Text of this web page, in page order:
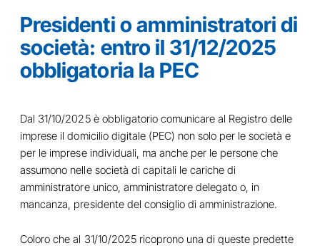
Presidenti o amministratori di
società: entro il 31/12/2025
obbligatoria la PEC
Dal 31/10/2025 è obbligatorio comunicare al Registro delle
imprese il domicilio digitale (PEC) non solo per le società e
per le imprese individuali, ma anche per le persone che
assumono nelle società di capitali le cariche di
amministratore unico, amministratore delegato o, in
mancanza, presidente del consiglio di amministrazione.
Coloro che al 31/10/2025 ricoprono una di queste predette